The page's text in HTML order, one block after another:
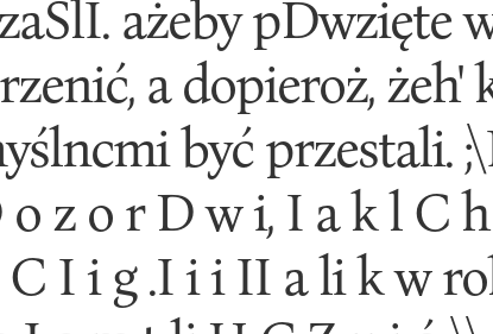
ażeby pDwzięte
a dopieroż, żeh'
być przestali.
o z o r D w i, I a k l C
C I i g .I i i II a li k w